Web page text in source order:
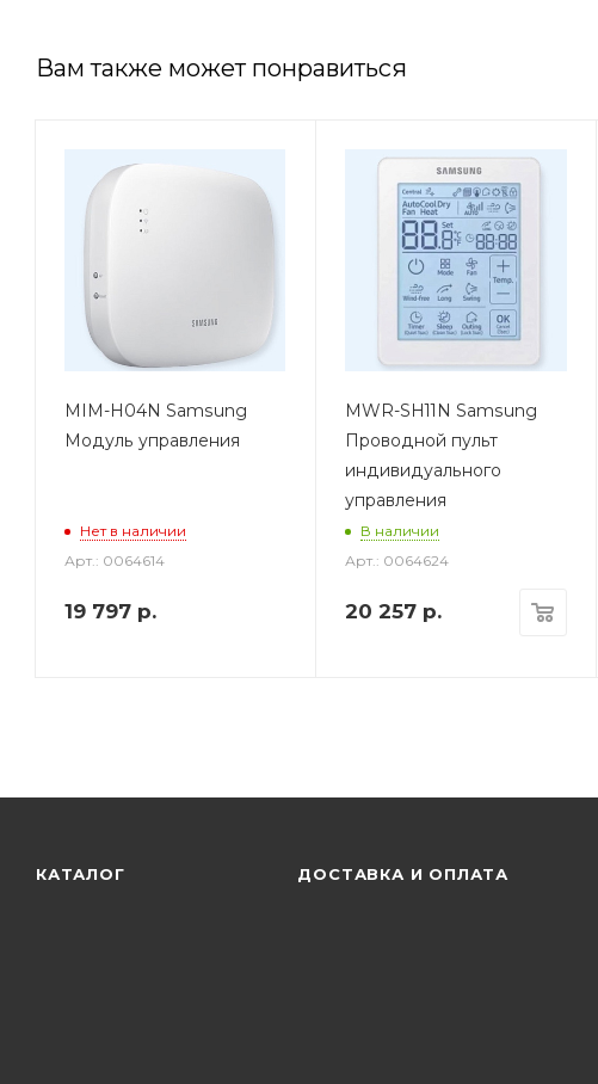
Вам также может понравиться
MIM-H04N Samsung
Модуль управления
Нет в наличии
Арт.: 0064614
19 797 р.
MWR-SH11N Samsung
Проводной пульт
индивидуального
управления
В наличии
Арт.: 0064624
20 257р.
КАТАЛОГ ДОСТАВКА И ОПЛАТА